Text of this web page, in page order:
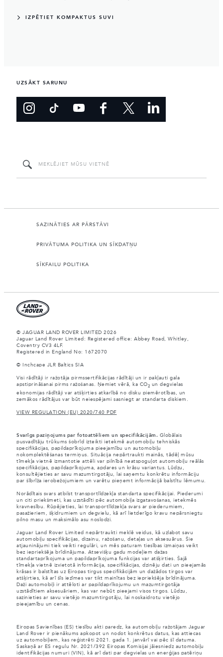
IZPĒTIET KOMPAKTUS SUVI
UZSĀKT SARUNU
SAZINĀTIES AR PĀRSTĀVI
PRIVĀTUMA POLITIKA UN SĪKDATŅU
SĪKFAILU POLITIKA
© JAGUAR LAND ROVER LIMITED 2026
Jaguar Land Rover Limited: Registered office: Abbey Road, Whitley,
Coventry CV3 4LF.
Registered in England No: 1672070
© Inchcape JLR Baltics SIA
Visi rādītāji ir ražotāja pirmssertifikācijas rādītāji un ir pakļauti gala
apstiprināšanai pirms ražošanas. Ņemiet vērā, ka CO2 un degvielas
ekonomijas rādītāji var atšķirties atkarībā no disku piemērotības, un
zemākos rādītājus var būt neiespējami sasniegt ar standarta diskiem.
VIEW REGULATION (EU) 2020/740 PDF
Svarīgs paziņojums par fotoattēliem un specifikācijām. Globālais
pusvadītāju trūkums šobrīd izteikti ietekmē automobiļu tehniskās
specifikācijas, papildaprīkojuma pieejamību un automobiļu
nokomplektēšanas termiņus. Situācija nepārtraukti mainās, tādēļ mūsu
tīmekļa vietnē izmantotie attēli var pilnībā neatspoguļot automobiļu reālās
specifikācijas, papildaprīkojuma, apdares un krāsu variantus. Lūdzu,
konsultējieties ar savu mazumtirgotāju, lai saņemtu konkrētu informāciju
par šībrīža ierobežojumiem un varētu pieņemt informācijā balstītu lēmumu.
Norādītais svars atbilst transportlīdzekļa standarta specifikācijai. Piederumi
un citi priekšmeti, kas uzstādīti pēc automobiļa izgatavošanas, ietekmēs
kravnesību. Rūpējieties, lai transportlīdzekļa svars ar piederumiem,
pasažieriem, šķidrumiem un degvielu, kā arī lietderīgo kravu nepārsniegtu
pilno masu un maksimālo asu noslodzi.
Jaguar Land Rover Limited nepārtraukti meklē veidus, kā uzlabot savu
automobiļu specifikācijas, dizainu, ražošanu, detaļas un aksesuārus. Šie
atjauninājumi tiek veikti regulāri, un mēs paturam tiesības izmaiņas veikt
bez iepriekšēja brīdinājuma. Atsevišķu gadu modeļiem dažas
standartaprīkojuma un papildaprīkojuma funkcijas var atšķirties. Šajā
tīmekļa vietnē izvietotā informācija, specifikācijas, dzinēju dati un pieejamās
krāsas ir balstītas uz Eiropas tirgus specifikācijām un dažādos tirgos var
atšķirties, kā arī šīs iezīmes var tikt mainītas bez iepriekšēja brīdinājuma.
Daži automobiļi ir attēloti ar papildaprīkojumu un mazumtirgotāja
uzstādītiem aksesuāriem, kas var nebūt pieejami visos tirgos. Lūdzu,
sazinieties ar savu vietējo mazumtirgotāju, lai noskaidrotu vietējo
pieejamību un cenas.
Eiropas Savienības (ES) tiesību akti paredz, ka automobiļu ražotājam Jaguar
Land Rover ir pienākums apkopot un nodot konkrētus datus, kas attiecas
uz automobiļiem, kas reģistrēti 2021. gada 1. janvārī vai pēc šī datuma.
Saskaņā ar ES regulu Nr. 2021/392 Eiropas Komisijai jāiesniedz automobiļu
identifikācijas numuri (VIN), kā arī dati par degvielas un enerģijas patēriņu